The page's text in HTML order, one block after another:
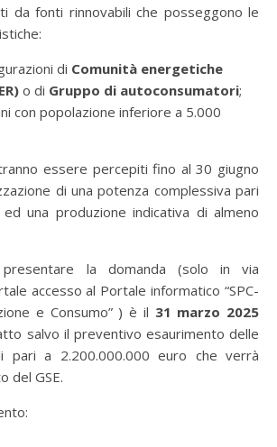
da fonti rinnovabili che posseggono le
di Comunità energetiche
o di Gruppo di autoconsumatori;
con popolazione inferiore a 5.000
essere percepiti fino al 30 giugno
di una potenza complessiva pari
una produzione indicativa di almeno
la domanda (solo in via
accesso al Portale informatico “SPC-
e Consumo” ) è il 31 marzo 2025
salvo il preventivo esaurimento delle
pari a 2.200.000.000 euro che verrà
del GSE.